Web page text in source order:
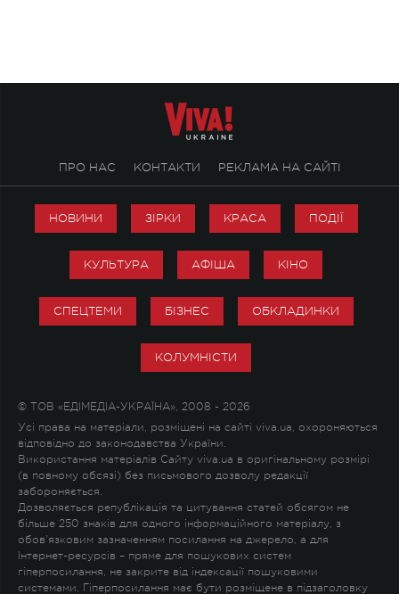
ПРО НАС КОНТАКТИ РЕКЛАМА НА САЙТІ
НОВИНИ ЗІРКИ КРАСА ПОДІЇ
КУЛЬТУРА АФІША КІНО
СПЕЦТЕМИ БІЗНЕС ОБКЛАДИНКИ
КОЛУМНІСТИ
© ТОВ «ЕДІМЕДІА-УКРАЇНА», 2008 - 2026
Усі права на матеріали, розміщені на сайті viva.ua, охороняються
відповідно до законодавства України.
Використання матеріалів Сайту viva.ua в оригінальному розмірі
(в повному обсязі) без письмового дозволу редакції
забороняється.
Дозволяється републікація та цитування статей обсягом не
більше 250 знаків для одного інформаційного матеріалу, з
обов'язковим зазначенням посилання на джерело, а для
Інтернет-ресурсів – пряме для пошукових систем
гіперпосилання, не закрите від індексації пошуковими
системами. Гіперпосилання має бути розміщене в підзаголовку